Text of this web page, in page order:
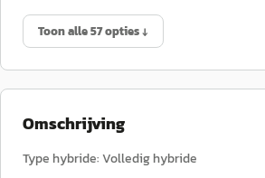
Toon alle 57 opties ↓
Omschrijving
Type hybride: Volledig hybride